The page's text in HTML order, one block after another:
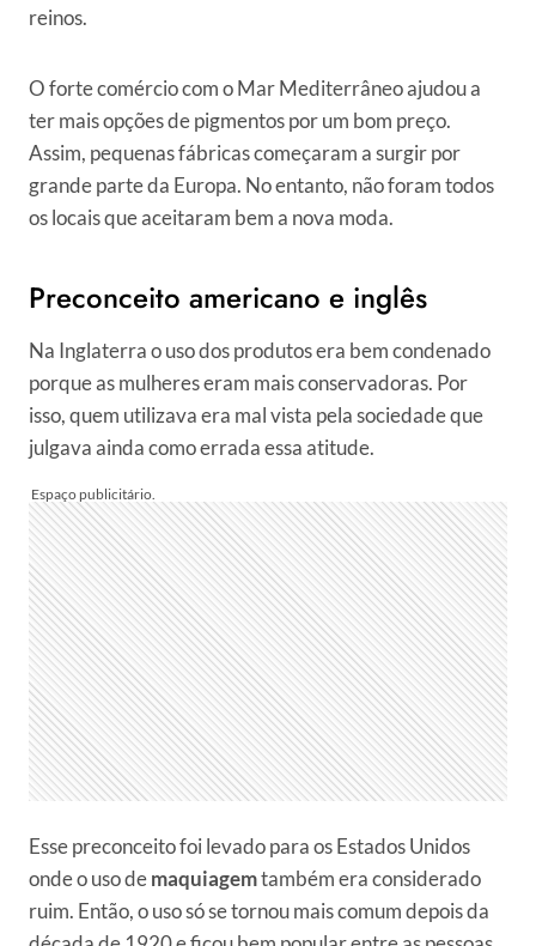
reinos.
O forte comércio com o Mar Mediterrâneo ajudou a
ter mais opções de pigmentos por um bom preço.
Assim, pequenas fábricas começaram a surgir por
grande parte da Europa. No entanto, não foram todos
os locais que aceitaram bem a nova moda.
Preconceito americano e inglês
Na Inglaterra o uso dos produtos era bem condenado
porque as mulheres eram mais conservadoras. Por
isso, quem utilizava era mal vista pela sociedade que
julgava ainda como errada essa atitude.
Esse preconceito foi levado para os Estados Unidos
onde o uso demaquiagemtambém era considerado
ruim. Então, o uso só se tornou mais comum depois da